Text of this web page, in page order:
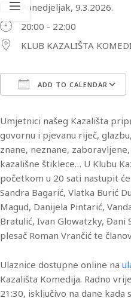
Ponedjeljak, 9.3.2026.
20:00 - 22:00
KLUB KAZALIŠTA
ADD TO CALENDAR
Umjetnici našeg Kazališta
govornu i pjevanu riječ,
znane, neznane,
kazališne štiklece… U Klubu
početkom u 20 sati nastupit
Sandra Bagarić, Vlatka Burić
Magud, Danijela Pintarić,
Bratulić, Ivan Glowatzky, Đani
plesač Roman Vrančić te
Ulaznice dostupne online na
Kazališta Komedija. Radno
21:30, isključivo na dane kada